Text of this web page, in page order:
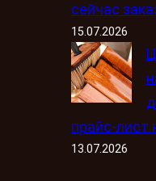
сейчас
15.07.2026
прайс-лист
13.07.2026